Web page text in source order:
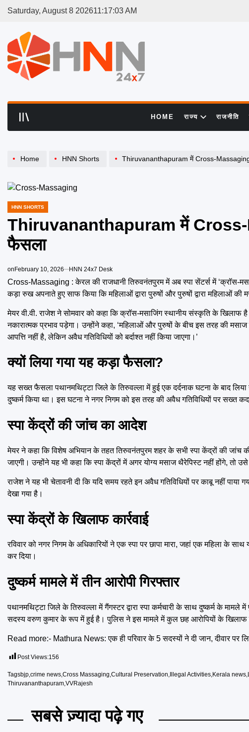
Saturday, August 8 202611:17:03AM
HOME राज्य राजनीति
Home HNN Shorts Thiruvananthapuram में Cross-Massaging
POSTED
HNN SHORTS
Thiruvananthapuram में Cross-
फैसला
onFebruary 10, 2026 HNN 24x7 Desk
Cross-Massaging : केरल की राजधानी तिरुवनंतपुरम में अब स्पा सेंटर्स में ‘क्रॉस-
कड़ा रुख अपनाते हुए साफ किया कि महिलाओं द्वारा पुरुषों और पुरुषों द्वारा महिलाओं की
मेयर वी.वी. राजेश ने सोमवार को कहा कि क्रॉस-मसाजिंग स्थानीय संस्कृति के खिलाफ
नकारात्मक प्रभाव पड़ेगा। उन्होंने कहा, ‘महिलाओं और पुरुषों के बीच इस तरह की
आपत्ति नहीं है, लेकिन अवैध गतिविधियों को बर्दाश्त नहीं किया जाएगा।’
क्यों लिया गया यह कड़ा फैसला?
यह सख्त फैसला पथानमथिट्टा जिले के तिरुवल्ला में हुई एक दर्दनाक घटना के बाद
दुष्कर्म किया था। इस घटना ने नगर निगम को इस तरह की अवैध गतिविधियों पर सख्त
स्पा केंद्रों की जांच का आदेश
मेयर ने कहा कि विशेष अभियान के तहत तिरुवनंतपुरम शहर के सभी स्पा केंद्रों की जांच
जाएगी। उन्होंने यह भी कहा कि स्पा केंद्रों में अगर योग्य मसाज थैरेपिस्ट नहीं होंगे, तो उसे
राजेश ने यह भी चेतावनी दी कि यदि समय रहते इन अवैध गतिविधियों पर काबू नहीं
देखा गया है।
स्पा केंद्रों के खिलाफ कार्रवाई
रविवार को नगर निगम के अधिकारियों ने एक स्पा पर छापा मारा, जहां एक महिला के
कर दिया।
दुष्कर्म मामले में तीन आरोपी गिरफ्तार
पथानमथिट्टा जिले के तिरुवल्ला में गैंगस्टर द्वारा स्पा कर्मचारी के साथ दुष्कर्म के
सदस्य वरुण कुमार के रूप में हुई है। पुलिस ने इस मामले में कुल छह आरोपियों के खिलाफ
Read more:- Mathura News: एक ही परिवार के 5 सदस्यों ने दी जान, दीवार पर
Post Views:156
Tagsbjp,crime news,Cross Massaging,Cultural Preservation, Illegal Activities,Kerala news,
Thiruvananthapuram,VVRajesh
सबसे ज़्यादा पढ़े गए